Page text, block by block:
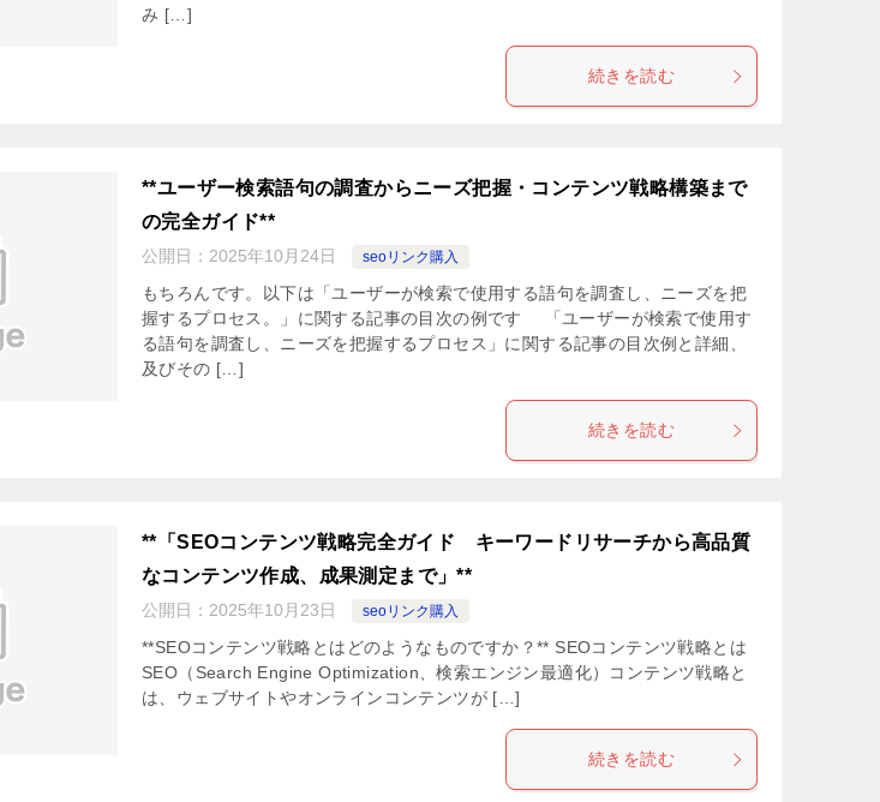
み […]
続きを読む
**ユーザー検索語句の調査からニーズ把握・コンテンツ戦略構築まで
の完全ガイド**
公開日： 2025年10月24日 seoリンク購入
もちろんです。以下は「ユーザーが検索で使用する語句を調査し、ニーズを把
握するプロセス。」に関する記事の目次の例です 「ユーザーが検索で使用す
る語句を調査し、ニーズを把握するプロセス」に関する記事の目次例と詳細、
及びその […]
続きを読む
**「SEOコンテンツ戦略完全ガイド キーワードリサーチから高品質
なコンテンツ作成、成果測定まで」**
公開日： 2025年10月23日 seoリンク購入
**SEOコンテンツ戦略とはどのようなものですか？** SEOコンテンツ戦略とは
SEO（Search Engine Optimization、検索エンジン最適化）コンテンツ戦略と
は、ウェブサイトやオンラインコンテンツが […]
続きを読む